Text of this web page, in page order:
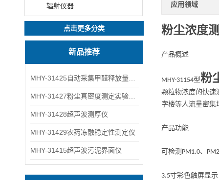
辐射仪器
点击更多分类
新品推荐
MHY-31428超声波测厚仪
MHY-31429农药冻融稳定性测定仪
MHY-31415超声波污泥界面仪
应用领域
粉尘浓度
产品概述
MHY-31154型粉
颗粒物浓度的快速
字楼等人流量密集
产品功能
可检测 PM1.0、
3.5寸彩色触屏显